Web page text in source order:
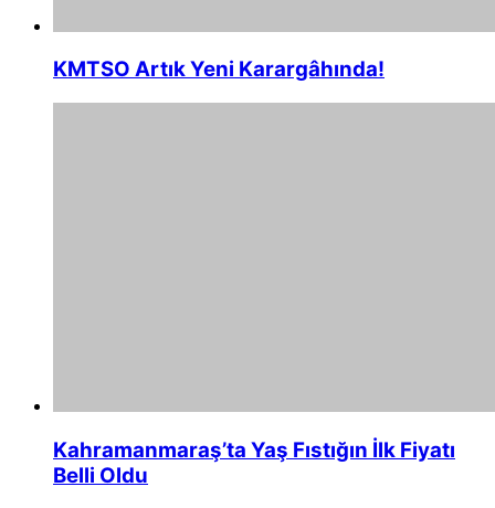
KMTSO Artık Yeni Karargâhında!
Kahramanmaraş’ta Yaş Fıstığın İlk Fiyatı
Belli Oldu